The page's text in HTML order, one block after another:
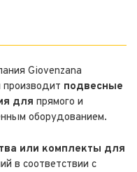
Giovenzana
подвесные
для прямого и
оборудованием.
или комплекты для
в соответствии с